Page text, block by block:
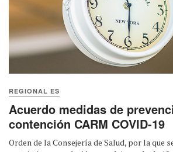
REGIONAL ES
Acuerdo medidas de
contención CARM COVID-19
Orden de la Consejería de Salud, por la que